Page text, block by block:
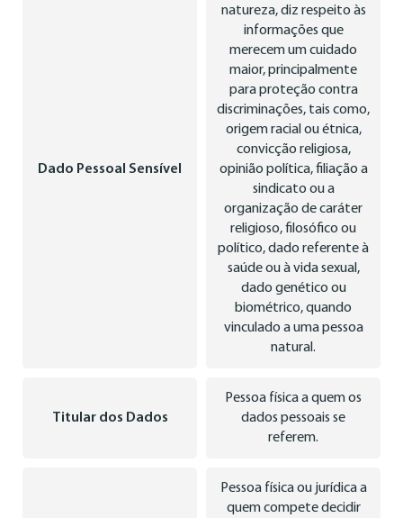
Dado Pessoal Sensível
natureza, diz respeito às
informações que
merecem um cuidado
maior, principalmente
para proteção contra
discriminações, tais como,
origem racial ou étnica,
convicção religiosa,
opinião política, filiação a
sindicato ou a
organização de caráter
religioso, filosófico ou
político, dado referente à
saúde ou à vida sexual,
dado genético ou
biométrico, quando
vinculado a uma pessoa
natural.
Titular dos Dados
Pessoa física a quem os
dados pessoais se
referem.
Pessoa física ou jurídica a
quem compete decidir